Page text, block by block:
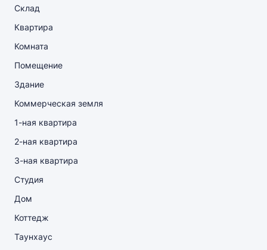
Склад
Квартира
Комната
Помещение
Здание
Коммерческая земля
1-ная квартира
2-ная квартира
3-ная квартира
Студия
Дом
Коттедж
Таунхаус